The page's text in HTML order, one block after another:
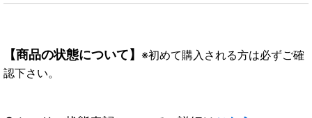
【商品の状態について】 ※初めて購入される方は必ずご確
認下さい。